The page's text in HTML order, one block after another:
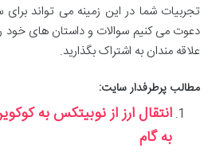
تجربیات شما در این زمینه می تواند برای
دعوت می کنیم سوالات و داستان های خود
علاقه مندان به اشتراک بگذارید.
مطالب پرطرفدار سایت:
انتقال ارز از نوبیتکس به
به گام